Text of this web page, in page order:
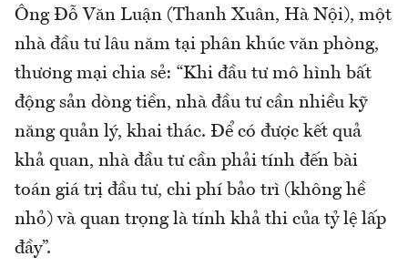
Ông Đỗ Văn Luận (Thanh Xuân, Hà Nội), một
nhà đầu tư lâu năm tại phân khúc văn phòng,
thương mại chia sẻ: “Khi đầu tư mô hình bất
động sản dòng tiền, nhà đầu tư cần nhiều kỹ
năng quản lý, khai thác. Để có được kết quả
khả quan, nhà đầu tư cần phải tính đến bài
toán giá trị đầu tư, chi phí bảo trì (không hề
nhỏ) và quan trọng là tính khả thi của tỷ lệ lấp
đầy”.